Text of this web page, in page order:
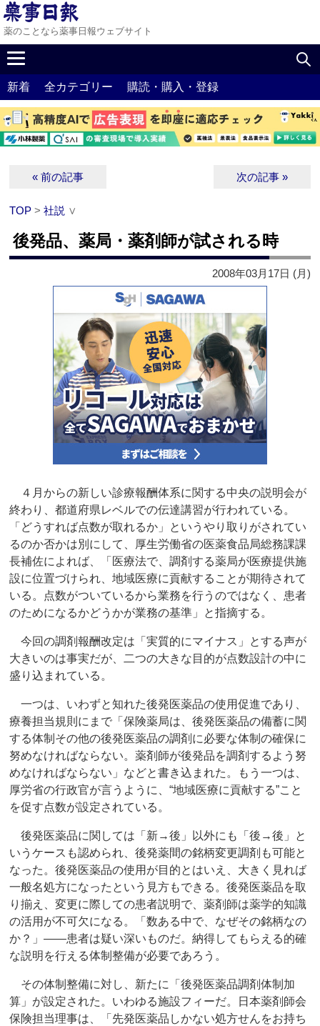
薬のことなら薬事日報ウェブサイト
新着 全カテゴリー 購読・購入・登録
« 前の記事 次の記事 »
TOP >社説 ∨
後発品、薬局・薬剤師が試される時
2008年03月17日 (月)
４月からの新しい診療報酬体系に関する中央の説明会が
終わり、都道府県レベルでの伝達講習が行われている。
「どうすれば点数が取れるか」というやり取りがされてい
るのか否かは別にして、厚生労働省の医薬食品局総務課課
長補佐によれば、「医療法で、調剤する薬局が医療提供施
設に位置づけられ、地域医療に貢献することが期待されて
いる。点数がついているから業務を行うのではなく、患者
のためになるかどうかが業務の基準」と指摘する。
今回の調剤報酬改定は「実質的にマイナス」とする声が
大きいのは事実だが、二つの大きな目的が点数設計の中に
盛り込まれている。
一つは、いわずと知れた後発医薬品の使用促進であり、
療養担当規則にまで「保険薬局は、後発医薬品の備蓄に関
する体制その他の後発医薬品の調剤に必要な体制の確保に
努めなければならない。薬剤師が後発品を調剤するよう努
めなければならない」などと書き込まれた。もう一つは、
厚労省の行政官が言うように、“地域医療に貢献する”こと
を促す点数が設定されている。
後発医薬品に関しては「新→後」以外にも「後→後」と
いうケースも認められ、後発薬間の銘柄変更調剤も可能と
なった。後発医薬品の使用が目的とはいえ、大きく見れば
一般名処方になったという見方もできる。後発医薬品を取
り揃え、変更に際しての患者説明で、薬剤師は薬学的知識
の活用が不可欠になる。「数ある中で、なぜその銘柄なの
か？」――患者は疑い深いものだ。納得してもらえる的確
な説明を行える体制整備が必要であろう。
その体制整備に対し、新たに「後発医薬品調剤体制加
算」が設定された。いわゆる施設フィーだ。日本薬剤師会
保険担当理事は、「先発医薬品しかない処方せんをお持ち